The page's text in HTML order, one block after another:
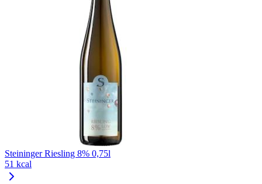
Steininger Riesling 8% 0,75l
51 kcal